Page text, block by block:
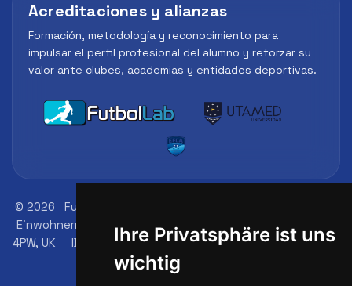
Ihre Privatsphäre ist uns
wichtig
Acreditaciones y alianzas
Formación, metodología y reconocimiento para
impulsar el perfil profesional del alumno y reforzar su
valor ante clubes, academias y entidades deportivas.
© 2026 FutbolLab Spain Soccer Academy
Einwohnermeldeamts: 145 - 147 St John St, London, EC1V
4PW, UK
ID Nummer: 09033026
Telefon: +34 648 45 44
01